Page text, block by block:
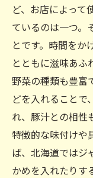
ど、お店によって
ているのは一つ。
とです。時間をか
とともに滋味あふ
野菜の種類も豊富
どを入れることで
れ、豚汁との相性
特徴的な味付けや
ば、北海道ではジ
かめを入れたりす